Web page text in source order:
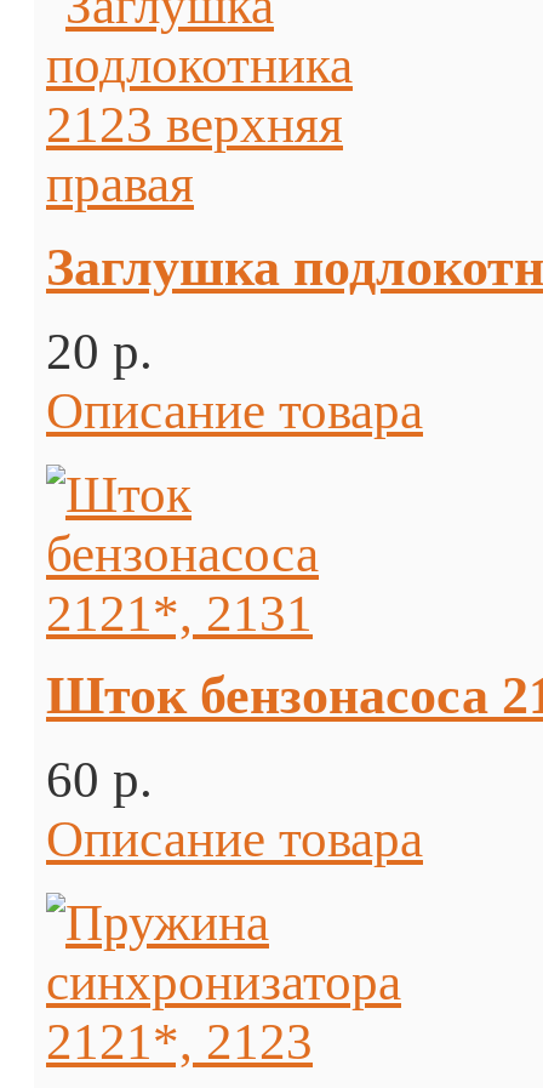
Заглушка
20 p.
Описание товара
Шток бензонасоса
60 p.
Описание товара